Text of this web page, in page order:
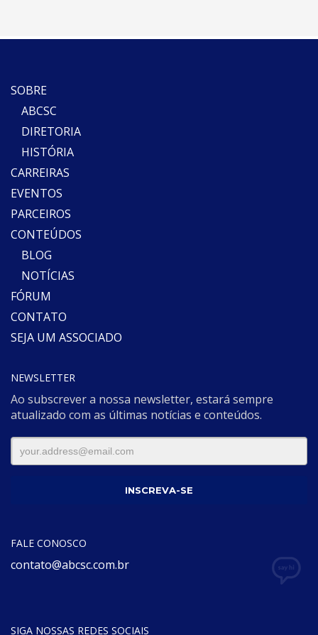
SOBRE
ABCSC
DIRETORIA
HISTÓRIA
CARREIRAS
EVENTOS
PARCEIROS
CONTEÚDOS
BLOG
NOTÍCIAS
FÓRUM
CONTATO
SEJA UM ASSOCIADO
NEWSLETTER
Ao subscrever a nossa newsletter, estará sempre
atualizado com as últimas notícias e conteúdos.
FALE CONOSCO
contato@abcsc.com.br
SIGA NOSSAS REDES SOCIAIS